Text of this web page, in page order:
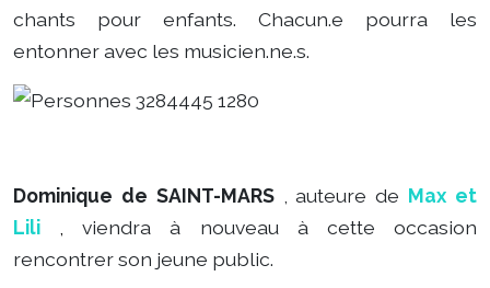
chants pour enfants. Chacun.e pourra les
entonner avec les musicien.ne.s.
Dominique de SAINT-MARS, auteure de Max et
Lili
viendra à nouveau à cette occasion
rencontrer son jeune public.